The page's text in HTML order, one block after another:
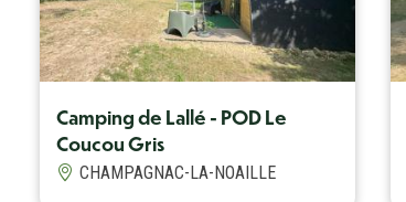
Camping de Lallé - POD Le
Coucou Gris
CHAMPAGNAC-LA-NOAILLE